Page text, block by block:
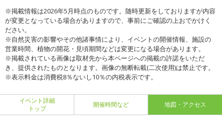
※掲載情報は2026年5月時点のものです。随時更新をしておりますが内容
が変更となっている場合がありますので、事前にご確認の上おでかけく
ださい。
※自然災害の影響やその他諸事情により、イベントの開催情報、施設の
営業時間、植物の開花・見頃期間などは変更になる場合があります。
※掲載されている画像は取材先から本ページへの掲載の許諾をいただ
き、提供されたものとなります。画像の無断転載(二次使用)は禁止です。
※表示料金は消費税8％ないし10％の内税表示です。
イベント詳細
トップ
開催時間など 地図・アクセス